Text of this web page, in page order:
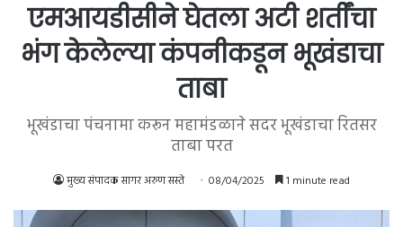
एमआयडीसीने घेतला अटी शर्तींचा
भंग केलेल्या कंपनीकडून भूखंडाचा
ताबा
भूखंडाचा पंचनामा करून महामंडळाने सदर भूखंडाचा रितसर
ताबा परत
मुख्य संपादक सागर अरुण सस्ते 08/04/2025 1 minute read